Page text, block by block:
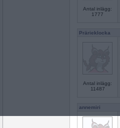
Antal inlägg:
1777
Prärieklocka
Antal inlägg:
11487
annemiri